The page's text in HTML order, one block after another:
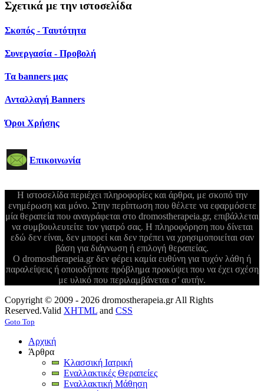
Σχετικά με την ιστοσελίδα
Σκοπός - Ταυτότητα
Συνεργασία - Προβολή
Τα banners μας
Ανταλλαγή Banners
Όροι Χρήσης
Επικοινωνία
Η ιστοσελίδα περιέχει πληροφορίες και άρθρα, με σκοπό την
ενημέρωση και μόνο. Στην περίπτωση που θέλετε να εφαρμόσετε
μία θεραπεία που αναγράφεται στο dromostherapeia.gr, επιβάλλεται
να συμβουλευτείτε τον γιατρό σας. Η πληροφόρηση που δίνεται
εδώ δεν είναι, δεν μπορεί και δεν πρέπει να χρησιμοποιείται σαν
βάση για διάγνωση ή επιλογή θεραπείας.
Ο dromostherapeia.gr δεν φέρει καμία ευθύνη για τυχόν λάθη ή
παραλείψεις ή οποιοδήποτε πρόβλημα προκύψει που να έχει σχέση
με υλικό που περιλαμβάνεται σ’ αυτήν.
Copyright © 2009 - 2026 dromostherapeia.gr All Rights
Reserved.Valid XHTML and CSS
Goto Top
Αρχική
Άρθρα
Κλασσική Ιατρική
Εναλλακτικές Θεραπείες
Εναλλακτική Μάθηση